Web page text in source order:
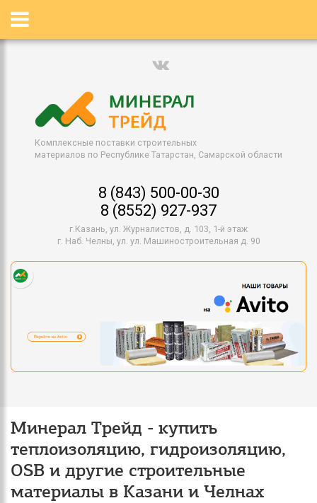
Комплексные поставки строительных
материалов по Республике Татарстан, Самарской области
8 (843) 500-00-30
8 (8552) 927-937
г.Казань, ул. Журналистов, д. 103, 1-й этаж
г. Наб. Челны, ул. ул. Машиностроительная д. 90
Минерал Трейд - купить
теплоизоляцию, гидроизоляцию,
OSB и другие строительные
материалы в Казани и Челнах